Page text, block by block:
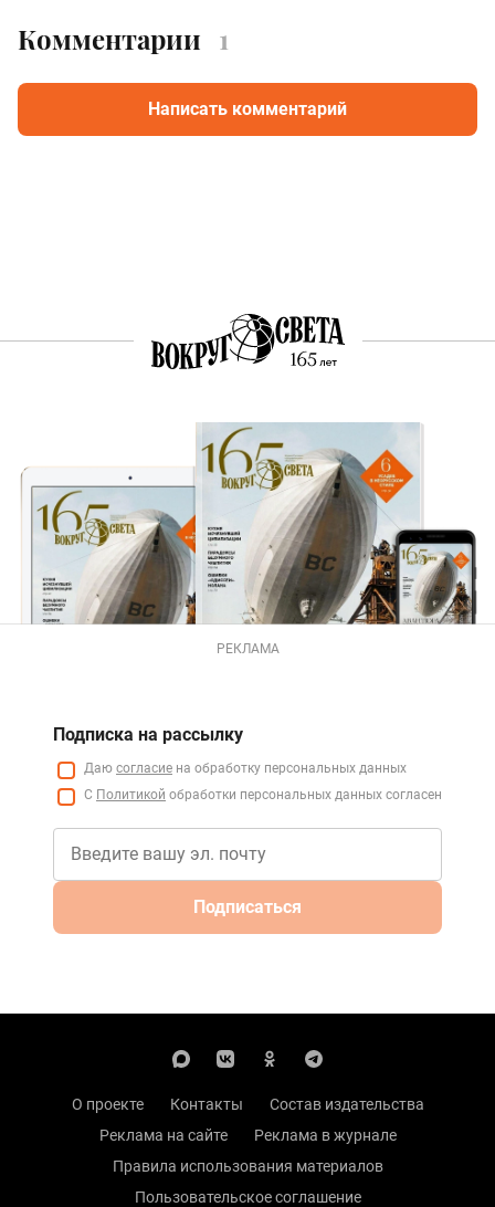
Комментарии 1
Написать комментарий
РЕКЛАМА
Подписка на рассылку
Даю согласие на обработку персональных данных
С Политикой обработки персональных данных согласен
Подписаться
О проекте Контакты
Состав издательства
Реклама на сайте
Реклама в журнале
Правила использования материалов
Пользовательское соглашение